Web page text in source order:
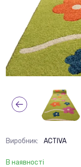
Виробник: ACTIVA
В наявності